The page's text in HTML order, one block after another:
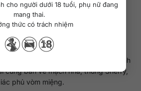
cho người dưới 18 tuổi, phụ nữ đang
mang thai.
thức có trách nhiệm
cùng người hiểu rượu
người có gu thưởng thức, nên
lên, chuẩn bị ly Glencairn, rót vừa
5-10 phút trước khi nhấp. Đây là khoảnh
cùng bàn về mạch nha, thùng Sherry,
phủ vòm miệng.